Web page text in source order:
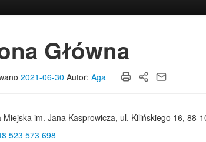
Główna
2021-06-30 Autor: Aga
Miejska im. Jana Kasprowicza, ul. Kilińskiego 16, 88-
523 573 698